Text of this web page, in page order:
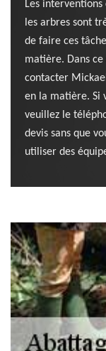
Les
les arbres sont
de faire ces
matière. Dans ce
contacter
en la matière. Si
veuillez le
devis sans que
utiliser des